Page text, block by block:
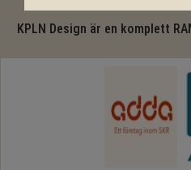
KPLN Design är en komplett